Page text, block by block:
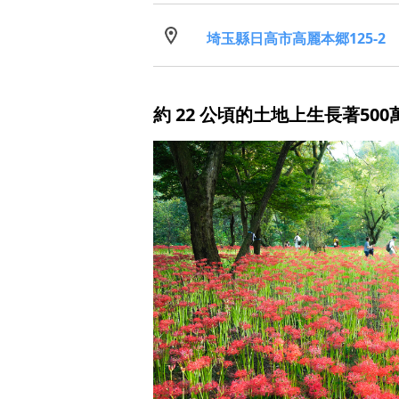
埼玉縣日高市高麗本郷125-2
約 22 公頃的土地上生長著500